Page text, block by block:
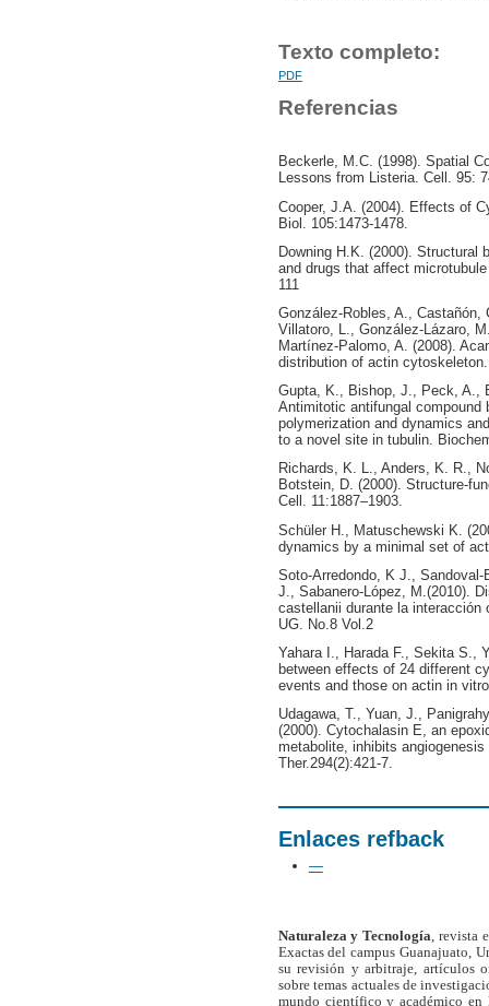
Texto completo:
PDF
Referencias
Beckerle, M.C. (1998). Spatial
Lessons from Listeria. Cell. 95:
Cooper, J.A. (2004). Effects of
Biol. 105:1473-1478.
Downing H.K. (2000). Structural
and drugs that affect
111
González-Robles, A.,
Villatoro, L., González-Lázaro,
Martínez-Palomo, A. (2008).
distribution of actin
Gupta, K., Bishop, J., Peck, A.,
Antimitotic antifungal compound
polymerization and dynamics
to a novel site in tubulin.
Richards, K. L., Anders, K. R.,
Botstein, D. (2000). Structure-
Cell. 11:1887–1903.
Schüler H., Matuschewski K.
dynamics by a minimal set of
Soto-Arredondo, K J.,
J., Sabanero-López, M.(2010).
castellanii durante la
UG. No.8 Vol.2
Yahara I., Harada F., Sekita S.,
between effects of 24 different
events and those on actin in
Udagawa, T., Yuan, J.,
(2000). Cytochalasin E, an
metabolite, inhibits
Ther.294(2):421-7.
Enlaces refback
—
Naturaleza y Tecnología, revista
Exactas del campus Guanajuato,
su revisión y arbitraje, artículos
sobre temas actuales de
mundo científico y académico en